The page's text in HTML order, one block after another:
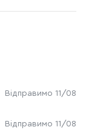
Відправимо 11/08
Відправимо 11/08